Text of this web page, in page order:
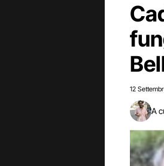
12
A